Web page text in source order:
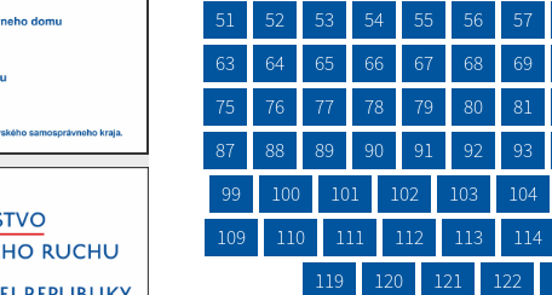
51
52 53 54 55 56 57
63
64 65 66 67 68 69
75
76 77 78 79 80 81
87
88 89 90 91 92 93
99
100 101 102 103 104
109
110 111 112 113 114
119
120 121 122